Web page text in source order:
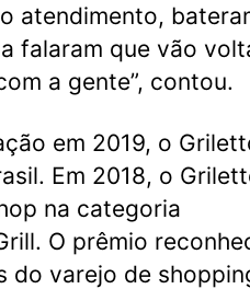
atendimento,
falaram que vão
a gente”, contou.
em 2019, o
Em 2018, o
na categoria
O prêmio
do varejo de